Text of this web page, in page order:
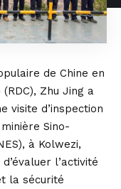
de Chine en
Zhu Jing a
visite d’inspection
Sino-
à Kolwezi,
l’activité
la sécurité